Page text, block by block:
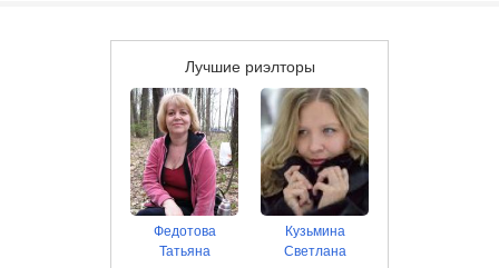
Лучшие риэлторы
Федотова
Татьяна
Кузьмина
Светлана